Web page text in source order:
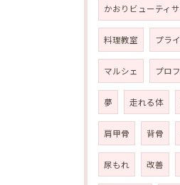
かおりビューティ
料理教室 プラ
マルシェ プロ
夢 走れる体
肩甲骨 背骨
尿もれ 改善